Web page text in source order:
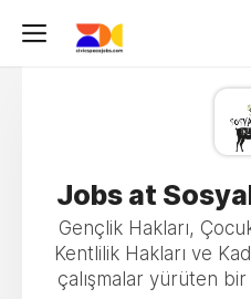
Jobs at
Gençlik Hakları,
Kentlilik Hakları ve
çalışmalar yürüten